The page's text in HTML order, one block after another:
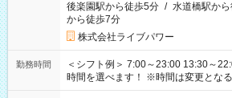
後楽園駅から徒歩5分 / 水道橋駅か
から徒歩7分
株式会社ライブパワー
勤務時間
＜シフト例＞ 7:00～23:00 13:30～22:00 上記の時間から好
時間を選べます！ ※時間は変更とな